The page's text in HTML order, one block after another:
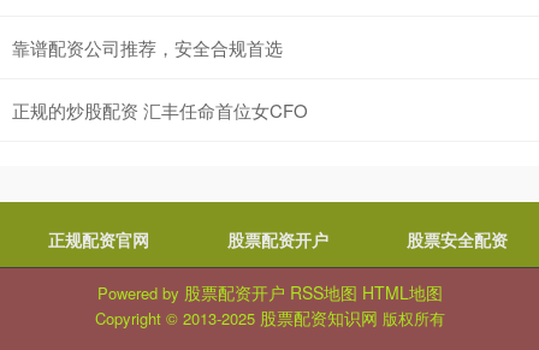
靠谱配资公司推荐，安全合规首选
正规的炒股配资 汇丰任命首位女CFO
正规配资官网 股票配资开户 股票安全配资
Powered by 股票配资开户 RSS地图 HTML地图
Copyright © 2013-2025 股票配资知识网 版权所有